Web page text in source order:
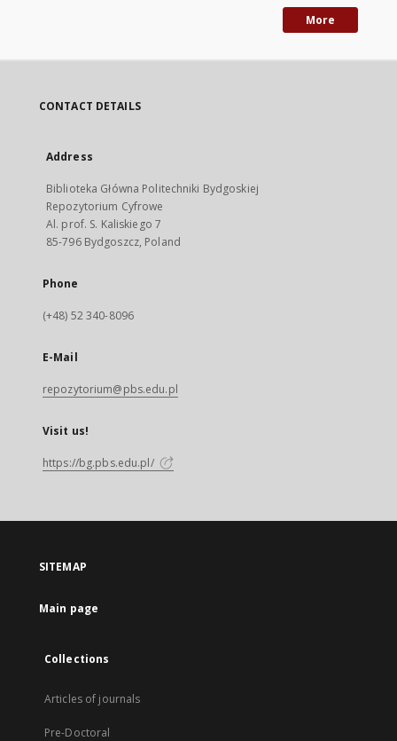
More
CONTACT DETAILS
Address
Biblioteka Główna Politechniki Bydgoskiej
Repozytorium Cyfrowe
Al. prof. S. Kaliskiego 7
85-796 Bydgoszcz, Poland
Phone
(+48) 52 340-8096
E-Mail
repozytorium@pbs.edu.pl
Visit us!
https://bg.pbs.edu.pl/
SITEMAP
Main page
Collections
Articles of journals
Pre-Doctoral